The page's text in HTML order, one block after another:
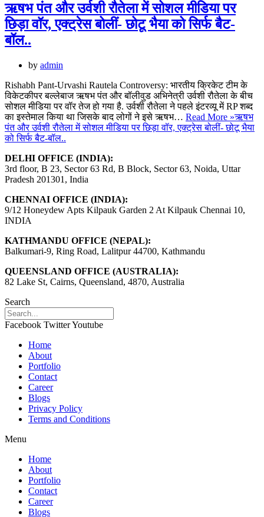
ऋषभ पंत और उर्वशी रौतेला में सोशल मीडिया पर
छिड़ा वॉर, एक्ट्रेस बोलीं- छोटू भैया को सिर्फ बैट-
बॉल..
by admin
Rishabh Pant-Urvashi Rautela Controversy: भारतीय क्रिकेट टीम के
विकेटकीपर बल्लेबाज ऋषभ पंत और बॉलीवुड अभिनेत्री उर्वशी रौतेला के बीच
सोशल मीडिया पर वॉर तेज हो गया है. उर्वशी रौतेला ने पहले इंटरव्यू में RP शब्द
का इस्तेमाल किया था जिसके बाद लोगों ने इसे ऋषभ… Read More »ऋषभ
पंत और उर्वशी रौतेला में सोशल मीडिया पर छिड़ा वॉर, एक्ट्रेस बोलीं- छोटू भैया
को सिर्फ बैट-बॉल..
DELHI OFFICE (INDIA):
3rd floor, B 23, Sector 63 Rd, B Block, Sector 63, Noida, Uttar
Pradesh 201301, India
CHENNAI OFFICE (INDIA):
9/12 Honeydew Apts Kilpauk Garden 2 At Kilpauk Chennai 10,
INDIA
KATHMANDU OFFICE (NEPAL):
Balkumari-9, Ring Road, Lalitpur 44700, Kathmandu
QUEENSLAND OFFICE (AUSTRALIA):
82 Lake St, Cairns, Queensland, 4870, Australia
Search
Facebook TwitterYoutube
Home
About
Portfolio
Contact
Career
Blogs
Privacy Policy
Terms and Conditions
Menu
Home
About
Portfolio
Contact
Career
Blogs